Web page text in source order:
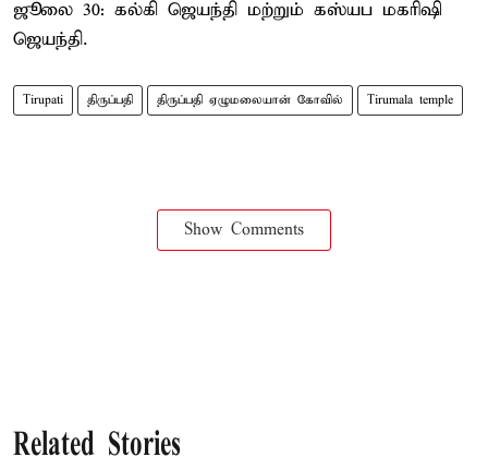
ஜூலை 30: கல்கி ஜெயந்தி மற்றும் கஸ்யப மகரிஷி
ஜெயந்தி.
Tirupati திருப்பதி திருப்பதி ஏழுமலையான் கோவில் Tirumala temple
Show Comments
Related Stories